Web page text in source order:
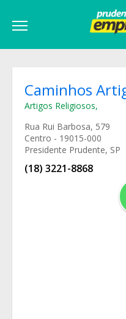
Caminhos
Artigos Religiosos,
Rua Rui Barbosa, 579
Centro - 19015-000
Presidente Prudente, SP
(18) 3221-8868